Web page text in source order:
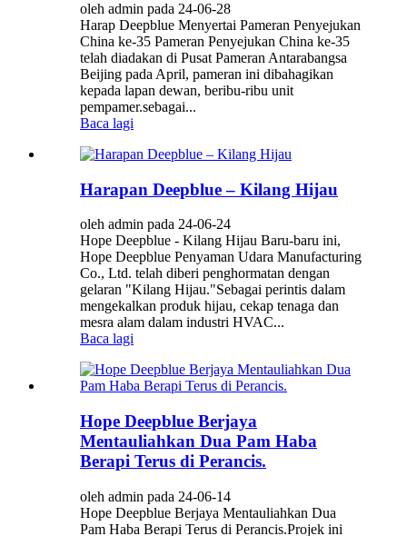
oleh admin pada 24-06-28
Harap Deepblue Menyertai Pameran Penyejukan
China ke-35 Pameran Penyejukan China ke-35
telah diadakan di Pusat Pameran Antarabangsa
Beijing pada April, pameran ini dibahagikan
kepada lapan dewan, beribu-ribu unit
pempamer.sebagai...
Baca lagi
Harapan Deepblue – Kilang Hijau
oleh admin pada 24-06-24
Hope Deepblue - Kilang Hijau Baru-baru ini,
Hope Deepblue Penyaman Udara Manufacturing
Co., Ltd. telah diberi penghormatan dengan
gelaran "Kilang Hijau."Sebagai perintis dalam
mengekalkan produk hijau, cekap tenaga dan
mesra alam dalam industri HVAC...
Baca lagi
Hope Deepblue Berjaya
Mentauliahkan Dua Pam Haba
Berapi Terus di Perancis.
oleh admin pada 24-06-14
Hope Deepblue Berjaya Mentauliahkan Dua
Pam Haba Berapi Terus di Perancis.Projek ini